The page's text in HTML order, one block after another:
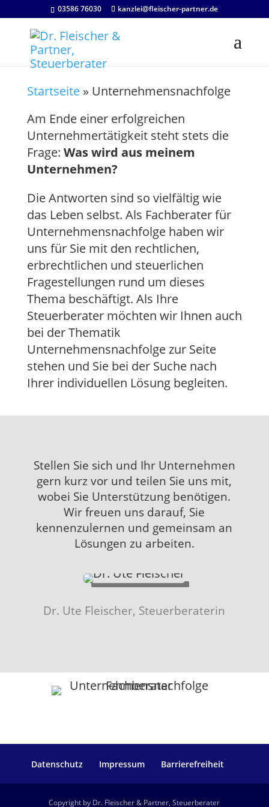
03586 76030 kanzlei@fleischer-partner.de
Startseite» Unternehmensnachfolge
Am Ende einer erfolgreichen
Unternehmertätigkeit steht stets die
Frage: Was wird aus meinem
Unternehmen?
Die Antworten sind so vielfältig wie
das Leben selbst. Als Fachberater für
Unternehmensnachfolge haben wir
uns für Sie mit den rechtlichen,
erbrechtlichen und steuerlichen
Fragestellungen rund um dieses
Thema beschäftigt. Als Ihre
Steuerberater möchten wir Ihnen auch
bei der Thematik
Unternehmensnachfolge zur Seite
stehen und Sie bei der Suche nach
Ihrer individuellen Lösung begleiten.
Stellen Sie sich und Ihr Unternehmen
gern kurz vor und teilen Sie uns mit,
wobei Sie Unterstützung benötigen.
Wir freuen uns darauf, Sie
kennenzulernen und gemeinsam an
Lösungen zu arbeiten.
Dr. Ute Fleischer, Steuerberaterin
Datenschutz Impressum Barrierefreiheit
Copyright by Dr. Fleischer & Partner, Steuerberater